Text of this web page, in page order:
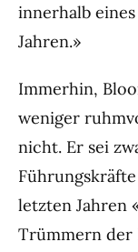
innerhalb
Jahren.»
Immerhin,
weniger
nicht. Er sei
letzten Jahren
Trümmern der